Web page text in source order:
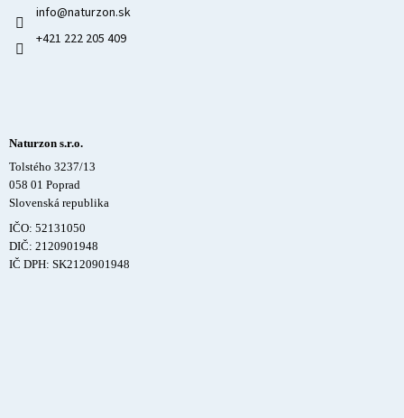
info@naturzon.sk
+421 222 205 409
Naturzon s.r.o.
Tolstého 3237/13
058 01 Poprad
Slovenská republika
IČO: 52131050
DIČ: 2120901948
IČ DPH: SK2120901948